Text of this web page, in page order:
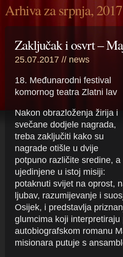
Arhiva za srpnja, 2017
Zaključak i osvrt –
25.07.2017 // news
18. Međunarodni festival
komornog teatra Zlatni lav
Nakon obrazloženja žirija i
svečane dodjele nagrada,
treba zaključiti kako su
nagrade otišle u dvije
potpuno različite sredine, a
ujedinjene u istoj misiji:
potaknuti svijet na oprost,
ljubav, razumijevanje i
Osijek, i predstavlja
glumcima koji
autobiografskom romanu
misionara putuje s